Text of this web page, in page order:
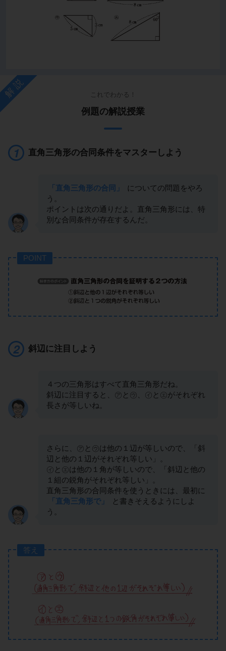
解説 これでわかる！
例題の解説授業
直角三角形の合同条件をマスターしよう
「直角三角形の合同」
についての問題をやろ
う。
ポイントは次の通りだよ。直角三角形には、特
別な合同条件が存在するんだ。
POINT
斜辺に注目しよう
４つの三角形はすべて直角三角形だね。
斜辺に注目すると、㋐と㋒、㋑と㋓がそれぞれ
長さが等しいね。
さらに、㋐と㋒は他の１辺が等しいので、「斜
辺と他の１辺がそれぞれ等しい」。
㋑と㋓は他の１角が等しいので、「斜辺と他の
１組の鋭角がそれぞれ等しい」。
直角三角形の合同条件を使うときには、最初に
「直角三角形で」
と書きそえるようにしよ
う。
答え